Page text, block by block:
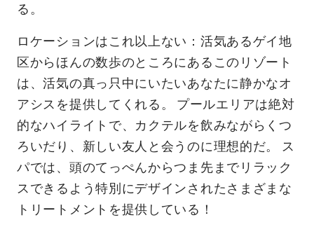
る。
ロケーションはこれ以上ない：活気あるゲイ地
区からほんの数歩のところにあるこのリゾート
は、活気の真っ只中にいたいあなたに静かなオ
アシスを提供してくれる。 プールエリアは絶対
的なハイライトで、カクテルを飲みながらくつ
ろいだり、新しい友人と会うのに理想的だ。 ス
パでは、頭のてっぺんからつま先までリラック
スできるよう特別にデザインされたさまざまな
トリートメントを提供している！